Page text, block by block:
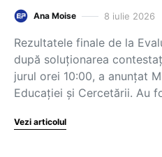
Ana Moise 8 iulie 2026
Rezultatele finale de la
după soluționarea
jurul orei 10:00, a anunțat
Educației și Cercetării. Au
Vezi articolul